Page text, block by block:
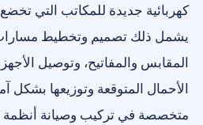
كهربائية جديدة للمكاتب التي
يشمل ذلك تصميم وتخطيط مسارات
المقابس والمفاتيح، وتوصيل
الأحمال المتوقعة وتوزيعها
متخصصة في تركيب وصيانة أنظمة